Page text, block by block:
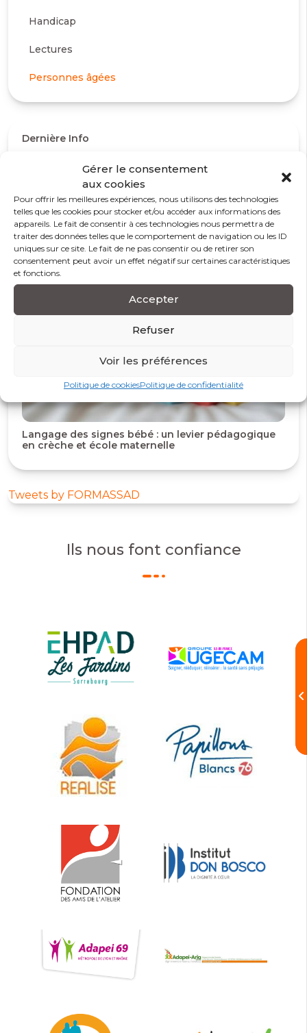
Gérer le consentement
aux cookies
Pour offrir les meilleures expériences, nous utilisons des technologies
telles que les cookies pour stocker et/ou accéder aux informations des
appareils. Le fait de consentir à ces technologies nous permettra de
traiter des données telles que le comportement de navigation ou les ID
uniques sur ce site. Le fait de ne pas consentir ou de retirer son
consentement peut avoir un effet négatif sur certaines caractéristiques
et fonctions.
Accepter
Refuser
Voir les préférences
Politique de cookiesPolitique de confidentialité
Handicap
Lectures
Personnes âgées
Dernière Info
Langage des signes bébé : un levier pédagogique
en crèche et école maternelle
Tweets by FORMASSAD
Ils nous font confiance